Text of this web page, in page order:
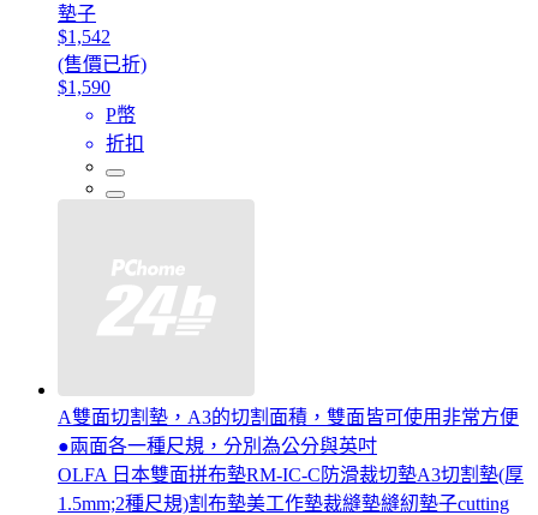
墊子
$1,542
(售價已折)
$1,590
P幣
折扣
A雙面切割墊，A3的切割面積，雙面皆可使用非常方便
●兩面各一種尺規，分別為公分與英吋
OLFA 日本雙面拼布墊RM-IC-C防滑裁切墊A3切割墊(厚
1.5mm;2種尺規)割布墊美工作墊裁縫墊縫紉墊子cutting